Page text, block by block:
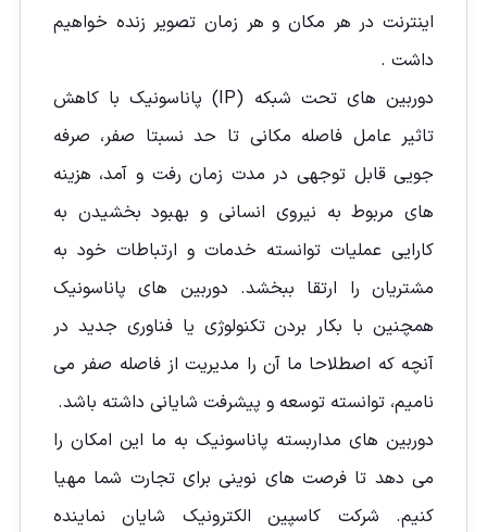
اینترنت در هر مکان و هر زمان تصویر زنده خواهيم
داشت .
دوربین های تحت شبکه (IP) پاناسونیک با کاهش
تاثیر عامل فاصله مکانی تا حد نسبتا صفر، صرفه
جویی قابل توجهی در مدت زمان رفت و آمد، هزینه
های مربوط به نیروی انسانی و بهبود بخشیدن به
کارایی عملیات توانسته خدمات و ارتباطات خود به
مشتریان را ارتقا ببخشد. دوربین های پاناسونیک
همچنین با بکار بردن تکنولوژی یا فناوری جدید در
آنچه که اصطلاحا ما آن را مدیریت از فاصله صفر می
نامیم، توانسته توسعه و پیشرفت شایانی داشته باشد.
دوربین های مداربسته پاناسونیک به ما این امکان را
می دهد تا فرصت های نوینی برای تجارت شما مهیا
کنیم. شرکت کاسپین الکترونیک شایان نماینده